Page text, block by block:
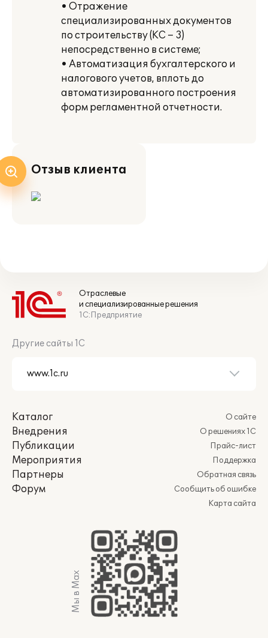
• Отражение
специализированных документов
по строительству (КС – 3)
непосредственно в системе;
• Автоматизация бухгалтерского и
налогового учетов, вплоть до
автоматизированного построения
форм регламентной отчетности.
Отзыв клиента
Отраслевые
и специализированные решения
1С:Предприятие
Другие сайты 1С
Каталог
Внедрения
Публикации
Мероприятия
Партнеры
Форум
О сайте
О решениях 1С
Прайс-лист
Поддержка
Обратная связь
Сообщить об ошибке
Карта сайта
Мы в Max